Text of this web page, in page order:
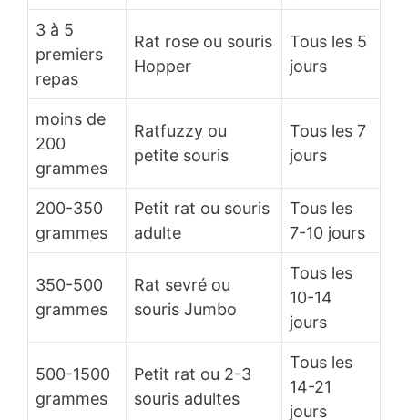
3 à 5
premiers
repas
Rat rose ou souris
Hopper
Tous les 5
jours
moins de
200
grammes
Ratfuzzy ou
petite souris
Tous les 7
jours
200-350
grammes
Petit rat ou souris
adulte
Tous les
7-10 jours
350-500
grammes
Rat sevré ou
souris Jumbo
Tous les
10-14
jours
500-1500
grammes
Petit rat ou 2-3
souris adultes
Tous les
14-21
jours